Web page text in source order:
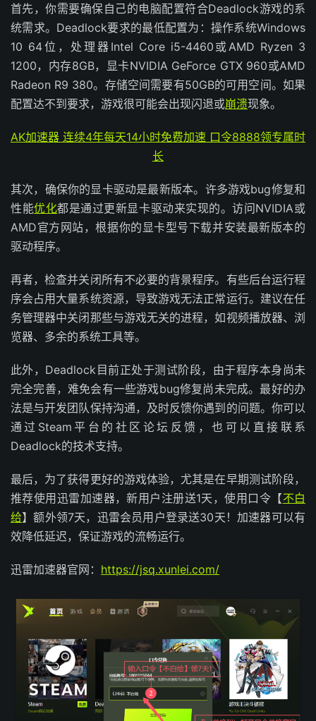
首先，你需要确保自己的电脑配置符合Deadlock游戏的系
统需求。Deadlock要求的最低配置为：操作系统Windows
10 64位，处理器Intel Core i5-4460或AMD Ryzen 3
1200，内存8GB，显卡NVIDIA GeForce GTX 960或AMD
Radeon R9 380。存储空间需要有50GB的可用空间。如果
配置达不到要求，游戏很可能会出现闪退或崩溃现象。
AK加速器 连续4年每天14小时免费加速 口令8888领专属时
长
其次，确保你的显卡驱动是最新版本。许多游戏bug修复和
性能优化都是通过更新显卡驱动来实现的。访问NVIDIA或
AMD官方网站，根据你的显卡型号下载并安装最新版本的
驱动程序。
再者，检查并关闭所有不必要的背景程序。有些后台运行程
序会占用大量系统资源，导致游戏无法正常运行。建议在任
务管理器中关闭那些与游戏无关的进程，如视频播放器、浏
览器、多余的系统工具等。
此外，Deadlock目前正处于测试阶段，由于程序本身尚未
完全完善，难免会有一些游戏bug修复尚未完成。最好的办
法是与开发团队保持沟通，及时反馈你遇到的问题。你可以
通过Steam平台的社区论坛反馈，也可以直接联系
Deadlock的技术支持。
最后，为了获得更好的游戏体验，尤其是在早期测试阶段，
推荐使用迅雷加速器，新用户注册送1天，使用口令【不白
给】额外领7天，迅雷会员用户登录送30天！加速器可以有
效降低延迟，保证游戏的流畅运行。
迅雷加速器官网： https://jsq.xunlei.com/